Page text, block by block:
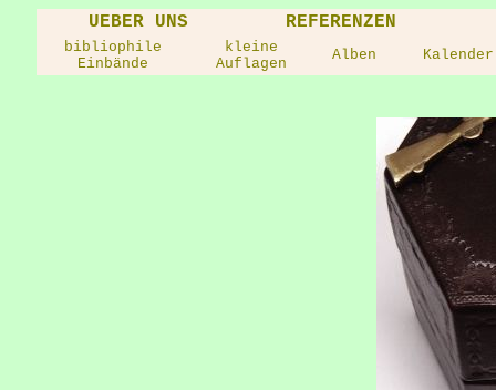
UEBER UNS REFERENZEN
bibliophile
Einbände
kleine
Auflagen
Alben Kalender